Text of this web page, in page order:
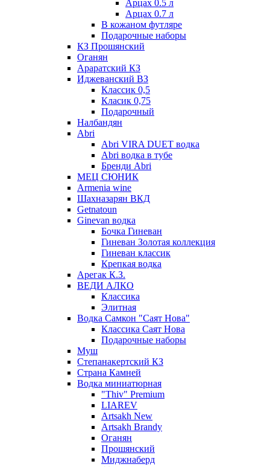
Арцах 0.5 л
Арцах 0.7 л
В кожаном футляре
Подарочные наборы
КЗ Прошянский
Оганян
Араратский КЗ
Иджеванский ВЗ
Классик 0,5
Класик 0,75
Подарочный
Налбандян
Abri
Abri VIRA DUET водка
Abri водка в тубе
Бренди Abri
МЕЦ СЮНИК
Armenia wine
Шахназарян ВКД
Getnatoun
Ginevan водка
Бочка Гиневан
Гиневан Золотая коллекция
Гиневан классик
Крепкая водка
Арегак К.З.
ВЕДИ АЛКО
Классика
Элитная
Водка Самкон "Саят Нова"
Классика Саят Нова
Подарочные наборы
Муш
Степанакертский КЗ
Страна Камней
Водка миниатюрная
"Thiv" Premium
LIAREV
Artsakh New
Artsakh Brandy
Оганян
Прошянский
Миджнаберд